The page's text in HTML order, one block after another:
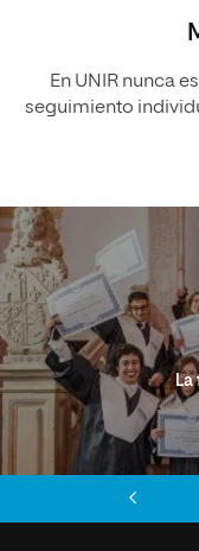
En UNIR nunca
seguimiento
La